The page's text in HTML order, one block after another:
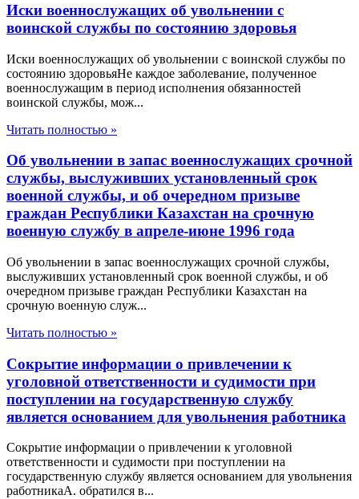
Иски военнослужащих об увольнении с
воинской службы по состоянию здоровья
Иски военнослужащих об увольнении с воинской службы по
состоянию здоровьяНе каждое заболевание, полученное
военнослужащим в период исполнения обязанностей
воинской службы, мож...
Читать полностью »
Об увольнении в запас военнослужащих срочной
службы, выслуживших установленный срок
военной службы, и об очередном призыве
граждан Республики Казахстан на срочную
военную службу в апреле-июне 1996 года
Об увольнении в запас военнослужащих срочной службы,
выслуживших установленный срок военной службы, и об
очередном призыве граждан Республики Казахстан на
срочную военную служ...
Читать полностью »
Сокрытие информации о привлечении к
уголовной ответственности и судимости при
поступлении на государственную службу
является основанием для увольнения работника
Сокрытие информации о привлечении к уголовной
ответственности и судимости при поступлении на
государственную службу является основанием для увольнения
работникаА. обратился в...